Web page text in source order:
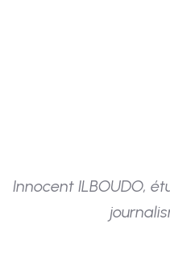
Innocent ILBOUDO,